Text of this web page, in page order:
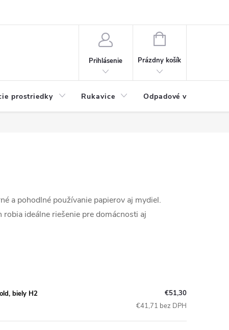
Prihlásenie
NÁKUPNÝ
Prázdny košík
prostriedky Rukavice Odpadové vrecia
a pohodlné používanie papierov aj mydiel.
ideálne riešenie pre domácnosti aj
biely H2
€51,30
€41,71 bez DPH